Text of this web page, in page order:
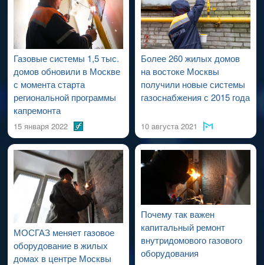
проведения работ по капитальному ремонту ВДСГ).
Газовые системы 1,5 тыс.
домов обновили в Москве
с момента старта
региональной программы
капремонта
15 января 2022
Более 260 жилых домов
на востоке Москвы
получили новые системы
газоснабжения с 2015 года
10 августа 2021
МОСГАЗ меняет газовое
оборудование в жилых
домах в центре Москвы
Почему так важен
капитальный ремонт
внутридомового газового
оборудования